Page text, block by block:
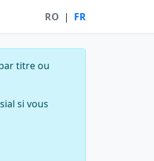
RO | FR
titre ou
si vous